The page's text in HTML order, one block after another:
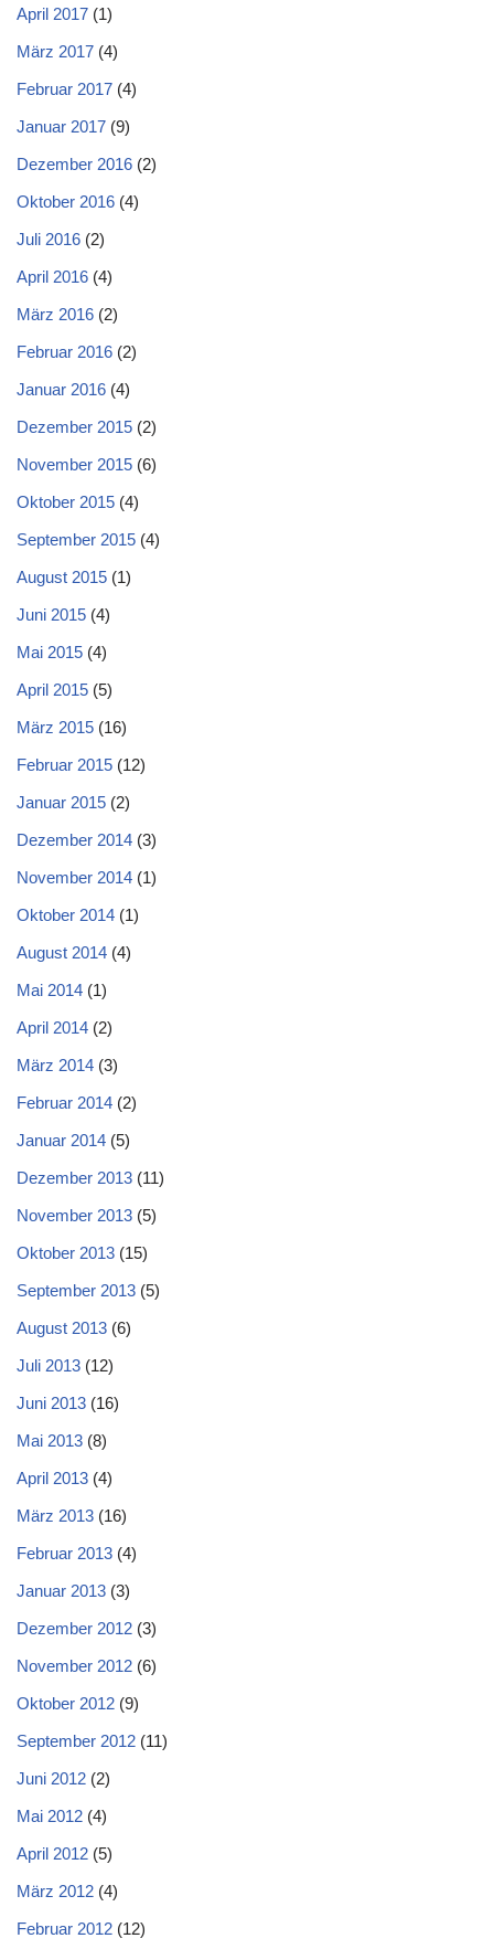
April 2017 (1)
März 2017 (4)
Februar 2017 (4)
Januar 2017 (9)
Dezember 2016 (2)
Oktober 2016 (4)
Juli 2016 (2)
April 2016 (4)
März 2016 (2)
Februar 2016 (2)
Januar 2016 (4)
Dezember 2015 (2)
November 2015 (6)
Oktober 2015 (4)
September 2015 (4)
August 2015 (1)
Juni 2015 (4)
Mai 2015 (4)
April 2015 (5)
März 2015 (16)
Februar 2015 (12)
Januar 2015 (2)
Dezember 2014 (3)
November 2014 (1)
Oktober 2014 (1)
August 2014 (4)
Mai 2014 (1)
April 2014 (2)
März 2014 (3)
Februar 2014 (2)
Januar 2014 (5)
Dezember 2013 (11)
November 2013 (5)
Oktober 2013 (15)
September 2013 (5)
August 2013 (6)
Juli 2013 (12)
Juni 2013 (16)
Mai 2013 (8)
April 2013 (4)
März 2013 (16)
Februar 2013 (4)
Januar 2013 (3)
Dezember 2012 (3)
November 2012 (6)
Oktober 2012 (9)
September 2012 (11)
Juni 2012 (2)
Mai 2012 (4)
April 2012 (5)
März 2012 (4)
Februar 2012 (12)